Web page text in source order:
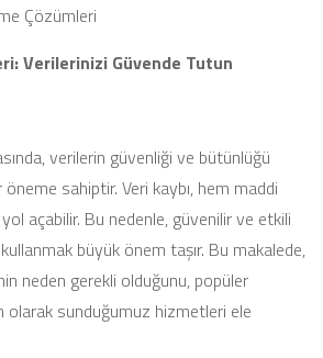
Çözümleri
Verilerinizi Güvende Tutun
verilerin güvenliği ve bütünlüğü
sahiptir. Veri kaybı, hem maddi
açabilir. Bu nedenle, güvenilir ve etkili
büyük önem taşır. Bu makalede,
neden gerekli olduğunu, popüler
olarak sunduğumuz hizmetleri ele